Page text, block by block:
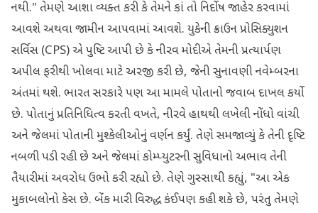
નથી." તેમણે આશા વ્યક્ત કરી કે તેમને કાં તો નિર્દોષ જાહેર કરવામાં
આવશે અથવા જામીન આપવામાં આવશે. યુકેની ક્રાઉન પ્રોસિક્યુશન
સર્વિસ (CPS) એ પુષ્ટિ આપી છે કે નીરવ મોદીએ તેમની પ્રત્યાર્પણ
અપીલ ફરીથી ખોલવા માટે અરજી કરી છે, જેની સુનાવણી નવેમ્બરના
અંતમાં થશે. ભારત સરકારે પણ આ મામલે પોતાનો જવાબ દાખલ કર્યો
છે. પોતાનું પ્રતિનિધિત્વ કરતી વખતે, નીરવે હાથથી લખેલી નોંધો વાંચી
અને જેલમાં પોતાની મુશ્કેલીઓનું વર્ણન કર્યું. તેણે સમજાવ્યું કે તેની દૃષ્ટિ
નબળી પડી રહી છે અને જેલમાં કોમ્પ્યુટરની સુવિધાનો અભાવ તેની
તૈયારીમાં અવરોધ ઉભો કરી રહ્યો છે. તેણે ગુસ્સાથી કહ્યું, "આ એક
મુકાબલોનો કેસ છે. બેંક મારી વિરુદ્ધ કંઈપણ કહી શકે છે, પરંતુ તેમણે